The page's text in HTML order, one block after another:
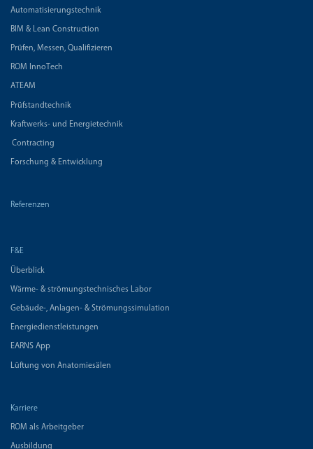
Automatisierungstechnik
BIM & Lean Construction
Prüfen, Messen, Qualifizieren
ROM InnoTech
ATEAM
Prüfstandtechnik
Kraftwerks- und Energietechnik
Contracting
Forschung & Entwicklung
Referenzen
F&E
Überblick
Wärme- & strömungstechnisches Labor
Gebäude-, Anlagen- & Strömungssimulation
Energiedienstleistungen
EARNS App
Lüftung von Anatomiesälen
Karriere
ROM als Arbeitgeber
Ausbildung